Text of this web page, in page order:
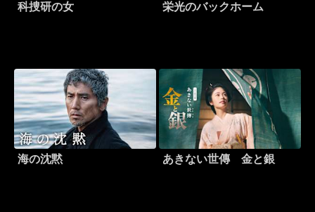
科捜研の女 栄光のバックホーム
海の沈黙 あきない世傳 金と銀